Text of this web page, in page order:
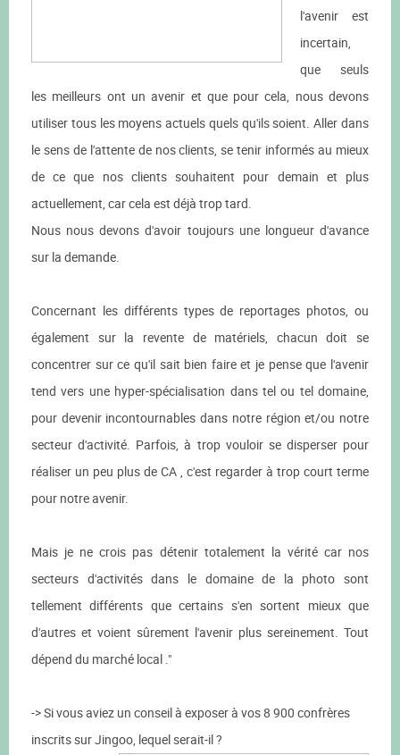
l'avenir est
incertain,
que seuls
les meilleurs ont un avenir et que pour cela, nous devons
utiliser tous les moyens actuels quels qu'ils soient. Aller dans
le sens de l'attente de nos clients, se tenir informés au mieux
de ce que nos clients souhaitent pour demain et plus
actuellement, car cela est déjà trop tard.
Nous nous devons d'avoir toujours une longueur d'avance
sur la demande.
Concernant les différents types de reportages photos, ou
également sur la revente de matériels, chacun doit se
concentrer sur ce qu'il sait bien faire et je pense que l'avenir
tend vers une hyper-spécialisation dans tel ou tel domaine,
pour devenir incontournables dans notre région et/ou notre
secteur d'activité. Parfois, à trop vouloir se disperser pour
réaliser un peu plus de CA , c'est regarder à trop court terme
pour notre avenir.
Mais je ne crois pas détenir totalement la vérité car nos
secteurs d'activités dans le domaine de la photo sont
tellement différents que certains s'en sortent mieux que
d'autres et voient sûrement l'avenir plus sereinement. Tout
dépend du marché local ."
-> Si vous aviez un conseil à exposer à vos 8 900 confrères
inscrits sur Jingoo, lequel serait-il ?